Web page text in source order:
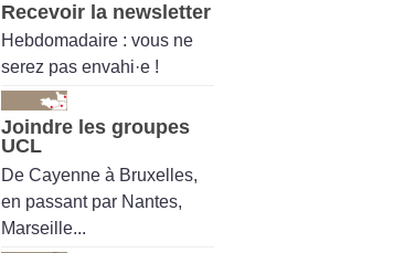
Recevoir la newsletter
Hebdomadaire : vous ne
serez pas envahi·e !
Joindre les groupes
UCL
De Cayenne à Bruxelles,
en passant par Nantes,
Marseille...